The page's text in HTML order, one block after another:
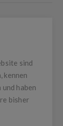
sind
kennen
haben
bisher